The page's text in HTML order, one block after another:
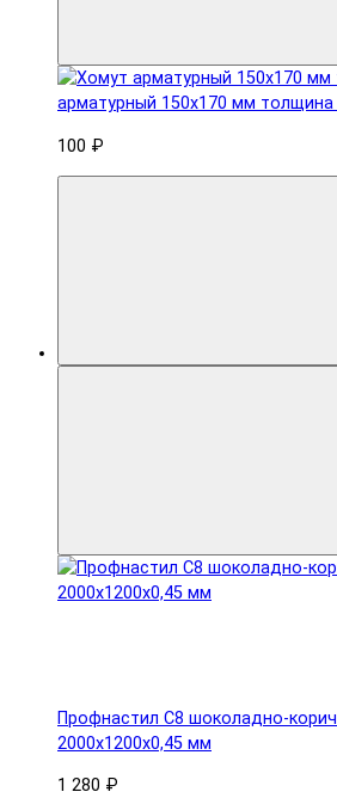
арматурный 150x170 мм
100 ₽
Профнастил С8 шоколадно-
2000х1200х0,45 мм
1 280 ₽